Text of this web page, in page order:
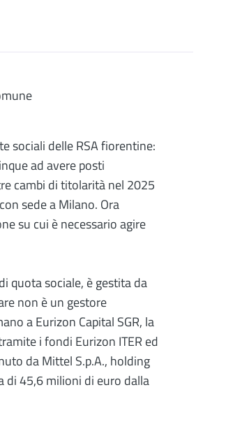
sociali delle RSA fiorentine:
ad avere posti
cambi di titolarità nel 2025
sede a Milano. Ora
su cui è necessario agire
quota sociale, è gestita da
non è un gestore
a Eurizon Capital SGR, la
i fondi Eurizon ITER ed
da Mittel S.p.A., holding
di 45,6 milioni di euro dalla